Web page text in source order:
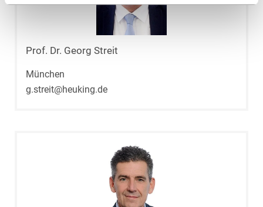
Prof. Dr. Georg Streit
München
g.streit@heuking.de